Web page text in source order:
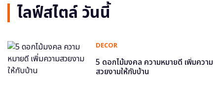
ไลฟ์สไตล์ วันนี้
DECOR
5 ดอกไม้มงคล ความหมายดี เพิ่มความ
สวยงามให้กับบ้าน